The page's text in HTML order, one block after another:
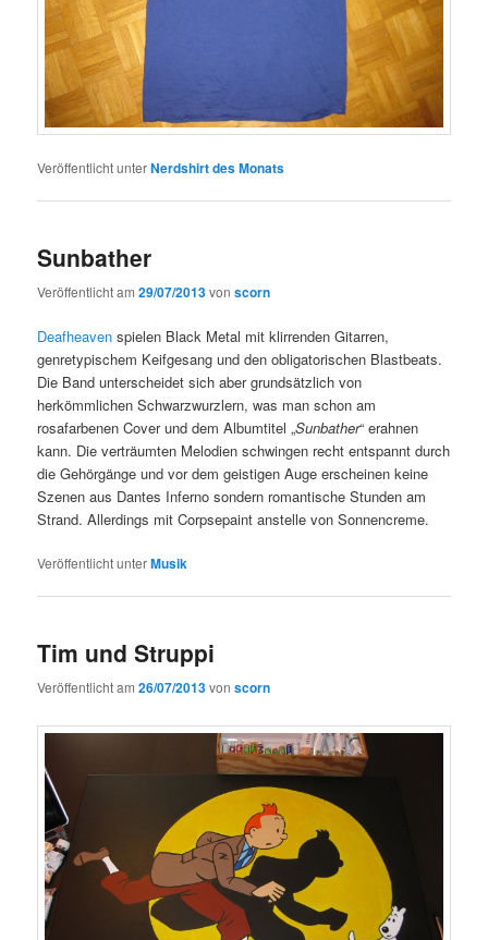
Veröffentlicht unterNerdshirt des Monats
Sunbather
Veröffentlicht am29/07/2013vonscorn
Deafheaven spielen Black Metal mit klirrenden Gitarren,
genretypischem Keifgesang und den obligatorischen Blastbeats.
Die Band unterscheidet sich aber grundsätzlich von
herkömmlichen Schwarzwurzlern, was man schon am
rosafarbenen Cover und dem Albumtitel „Sunbather“ erahnen
kann. Die verträumten Melodien schwingen recht entspannt durch
die Gehörgänge und vor dem geistigen Auge erscheinen keine
Szenen aus Dantes Inferno sondern romantische Stunden am
Strand. Allerdings mit Corpsepaint anstelle von Sonnencreme.
Veröffentlicht unterMusik
Tim und Struppi
Veröffentlicht am26/07/2013vonscorn